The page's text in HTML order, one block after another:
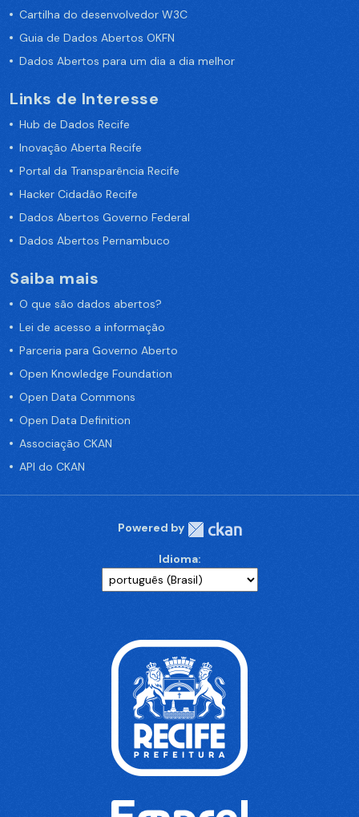
Cartilha do desenvolvedor W3C
Guia de Dados Abertos OKFN
Dados Abertos para um dia a dia melhor
Links de Interesse
Hub de Dados Recife
Inovação Aberta Recife
Portal da Transparência Recife
Hacker Cidadão Recife
Dados Abertos Governo Federal
Dados Abertos Pernambuco
Saiba mais
O que são dados abertos?
Lei de acesso a informação
Parceria para Governo Aberto
Open Knowledge Foundation
Open Data Commons
Open Data Definition
Associação CKAN
API do CKAN
Powered by
Idioma